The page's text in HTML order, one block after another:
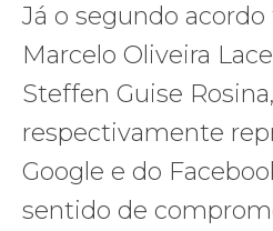
Já o segundo
Marcelo Oliveira
Steffen Guise Rosina,
respectivamente
Google e do
sentido de